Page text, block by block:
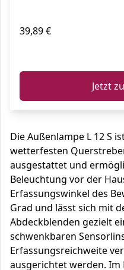
39,89 €
Jetzt
Die Außenlampe L 12 S
wetterfesten
ausgestattet und
Beleuchtung vor der
Erfassungswinkel des
Grad und lässt sich mit
Abdeckblenden gezielt
schwenkbaren
Erfassungsreichweite
ausgerichtet werden.